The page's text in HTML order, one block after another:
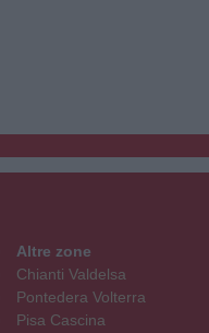
Altre zone
Chianti Valdelsa
Pontedera Volterra
Pisa Cascina